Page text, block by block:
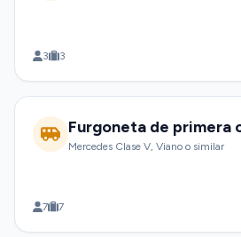
3 3
Furgoneta de primera
Mercedes Clase V, Viano o similar
7 7